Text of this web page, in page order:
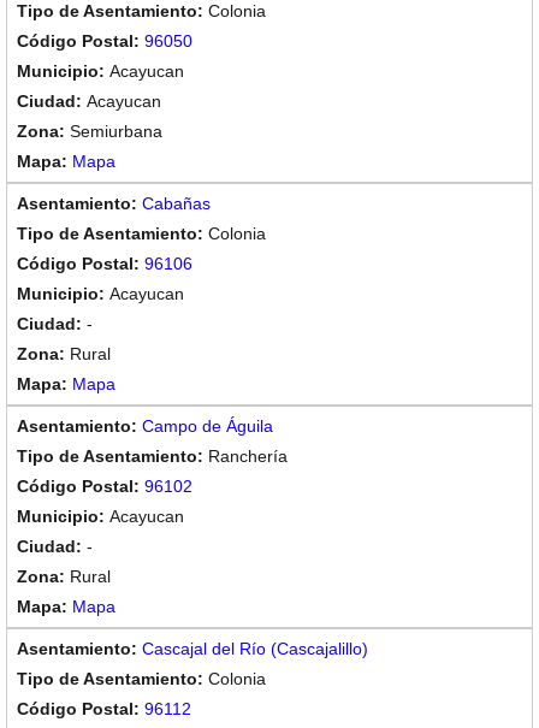
Colonia
96050
Acayucan
Acayucan
Semiurbana
Mapa
Cabañas
Colonia
96106
Acayucan
-
Rural
Mapa
Campo de Águila
Ranchería
96102
Acayucan
-
Rural
Mapa
Cascajal del Río (Cascajalillo)
Colonia
96112